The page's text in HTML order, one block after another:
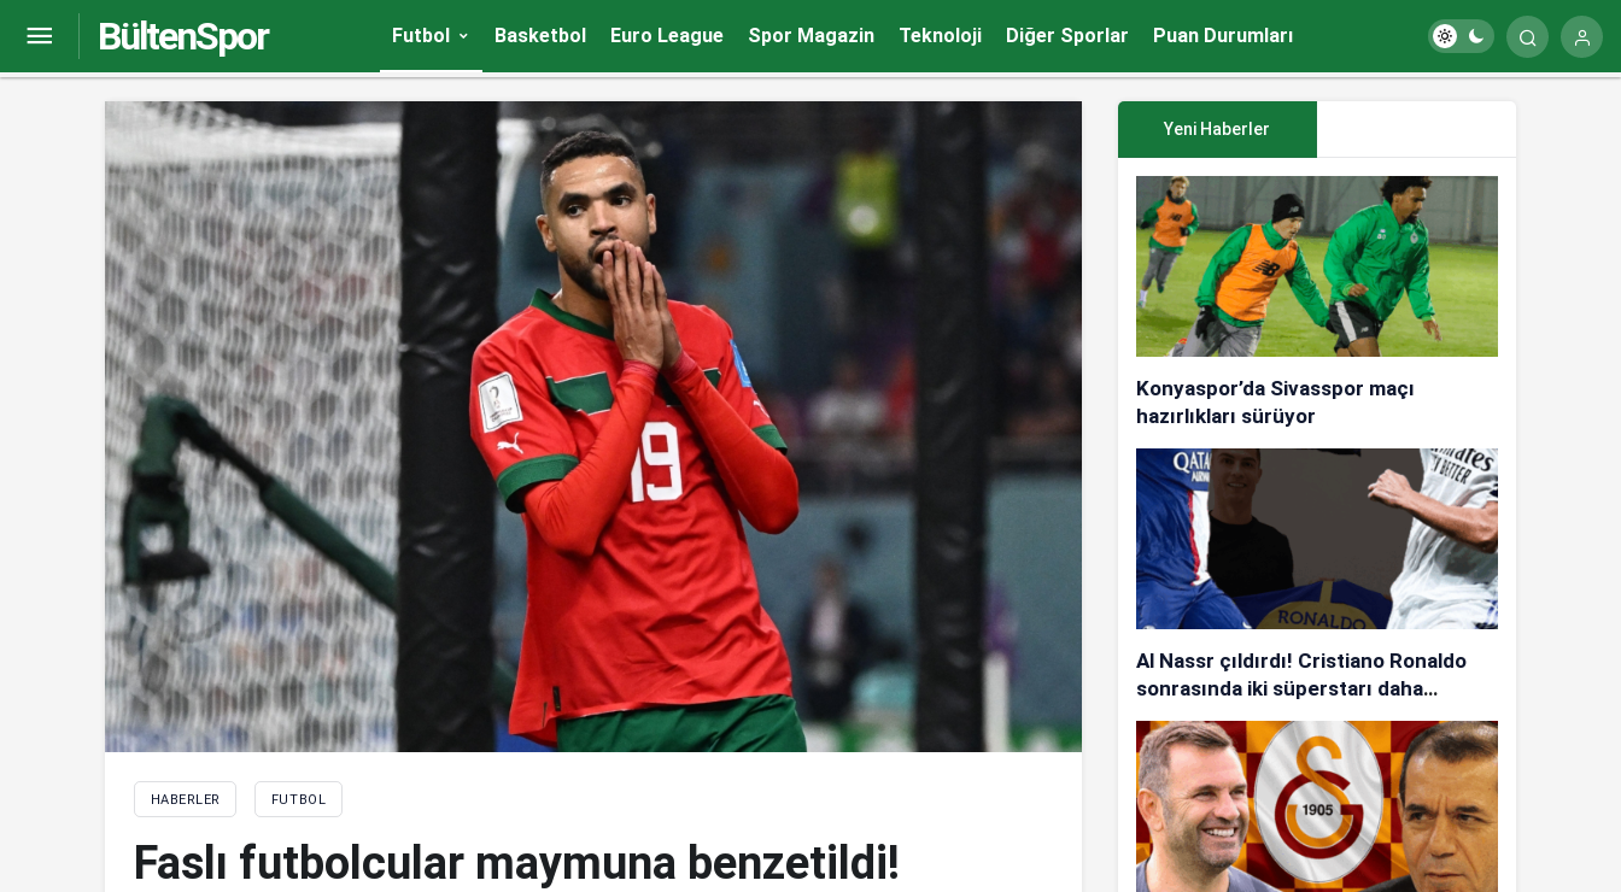
BültenSpor Futbol Basketbol Euro League Spor Magazin Teknoloji Diğer Sporlar Puan Durumları
HABERLER FUTBOL
Faslı futbolcular maymuna benzetildi!
Yeni Haberler
Konyaspor’da Sivasspor maçı
hazırlıkları sürüyor
Al Nassr çıldırdı! Cristiano Ronaldo
sonrasında iki süperstarı daha
istiyorlar…
Zlatko Dalic:”Madalyayı Miroslav Blazevic’e ithaf ediyorum”